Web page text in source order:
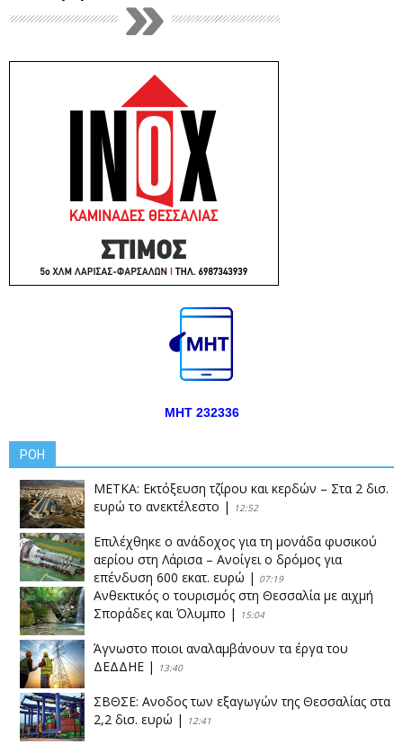
ΜΗΤ 232336
ΡΟΗ
ΜΕΤΚΑ: Εκτόξευση τζίρου και κερδών – Στα 2 δισ.
ευρώ το ανεκτέλεστο | 12:52
Επιλέχθηκε ο ανάδοχος για τη μονάδα φυσικού
αερίου στη Λάρισα – Ανοίγει ο δρόμος για
επένδυση 600 εκατ. ευρώ | 07:19
Ανθεκτικός ο τουρισμός στη Θεσσαλία με αιχμή
Σποράδες και Όλυμπο | 15:04
Άγνωστο ποιοι αναλαμβάνουν τα έργα του
ΔΕΔΔΗΕ | 13:40
ΣΒΘΣΕ: Aνοδος των εξαγωγών της Θεσσαλίας στα
2,2 δισ. ευρώ | 12:41